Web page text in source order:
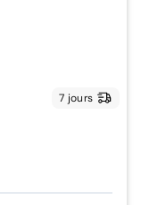
7 jours